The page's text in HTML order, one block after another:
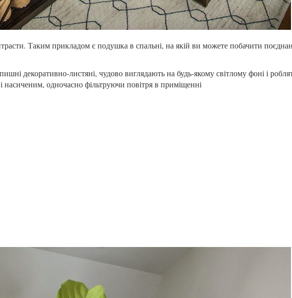
Таким прикладом є подушка в спальні, на якій ви можете побачити
декоративно-листяні, чудово виглядають на будь-якому світлому фоні і
насиченим, одночасно фільтруючи повітря в приміщенні